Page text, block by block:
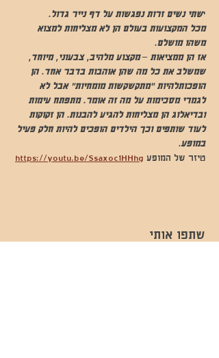
ישתי נשים זרות נפגשות על דף נייר גדול.
מכל המקצועות בעולם הן לא מצליחות למצוא
משהו מושלם.
אז הן ממציאות – מקצוע מלהיב, צבעוני, מיוחד,
שמשלב את כל מה שהן אוהבות בדבר אחד. הן
הופכותלהיות "מתקשקשות מומחיות" אבל לא
לגמרי מסכימות על מה זה אומר. מתפתח עימות
ובדיאלוג הן מצליחות להגיע להבנות. הן זקוקות
לעוד שותפים וכך הילדים הופכים להיות חלק פעיל
במופע.
טיזר של המופע https://youtu.be/Ssaxoc1HHhg
שתפו אותי